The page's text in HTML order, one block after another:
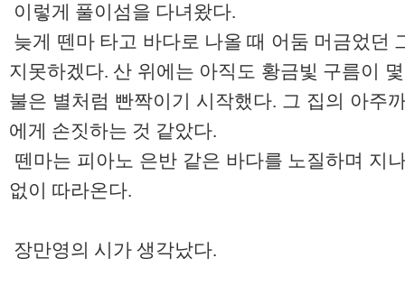
이렇게 풀이섬을 다녀왔다.
늦게 뗀마 타고 바다로 나올 때 어둠 머금었던
지못하겠다. 산 위에는 아직도 황금빛 구름이
불은 별처럼 빤짝이기 시작했다. 그 집의 아주
에게 손짓하는 것 같았다.
뗀마는 피아노 은반 같은 바다를 노질하며 지
없이 따라온다.
장만영의 시가 생각났다.